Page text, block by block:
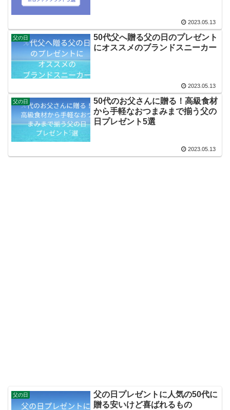
2023.05.13
父の日
50代父へ贈る父の日のプレゼント
にオススメのブランドスニーカー
2023.05.13
父の日
50代のお父さんに贈る！高級食材
から手軽なおつまみまで揃う父の
日プレゼント5選
2023.05.13
父の日
父の日プレゼントに人気の50代に
贈る安いけど喜ばれるもの